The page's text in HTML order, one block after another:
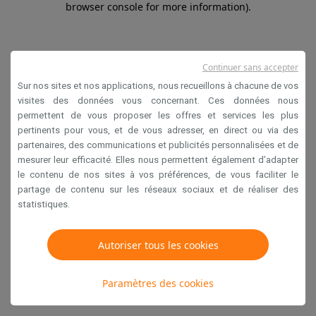
browser console for more information).
Sur nos sites et nos applications, nous recueillons à chacune de vos
visites des données vous concernant. Ces données nous
permettent de vous proposer les offres et services les plus
pertinents pour vous, et de vous adresser, en direct ou via des
partenaires, des communications et publicités personnalisées et de
mesurer leur efficacité. Elles nous permettent également d’adapter
le contenu de nos sites à vos préférences, de vous faciliter le
partage de contenu sur les réseaux sociaux et de réaliser des
statistiques.
Autoriser tous les cookies
Paramètres des cookies
Continuer sans accepter